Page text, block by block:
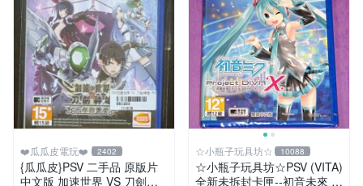
❤️瓜瓜皮電玩❤️ 2402
{瓜瓜皮}PSV 二手品 原版片
中文版 加速世界 VS 刀劍神
☆小瓶子玩具坊☆ 10088
☆小瓶子玩具坊☆PSV (VITA)
全新未拆封卡匣--初音未來 名